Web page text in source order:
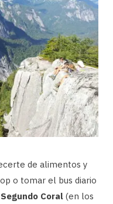
de alimentos y
o tomar el bus diario
Coral (en los